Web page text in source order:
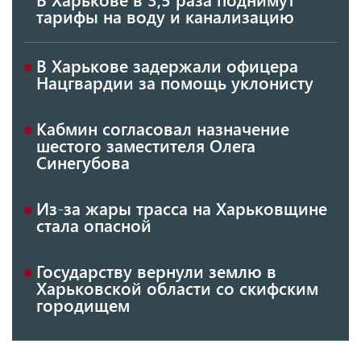
тарифы на воду и канализацию
В Харькове задержали офицера
Нацгвардии за помощь уклонисту
Кабмин согласовал назначение
шестого заместителя Олега
Синегубова
Из-за жары трасса на Харьковщине
стала опасной
Государству вернули землю в
Харьковской области со скифским
городищем